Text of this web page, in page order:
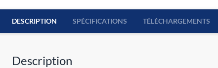
DESCRIPTION SPÉCIFICATIONS TÉLÉCHARGEMENTS
Description